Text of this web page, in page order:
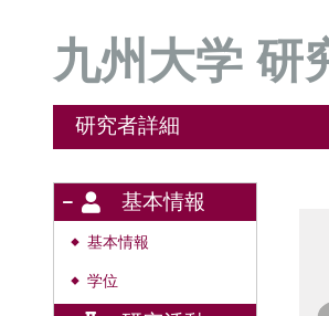
九州大学 研
研究者詳細
基本情報
◆ 基本情報
◆ 学位